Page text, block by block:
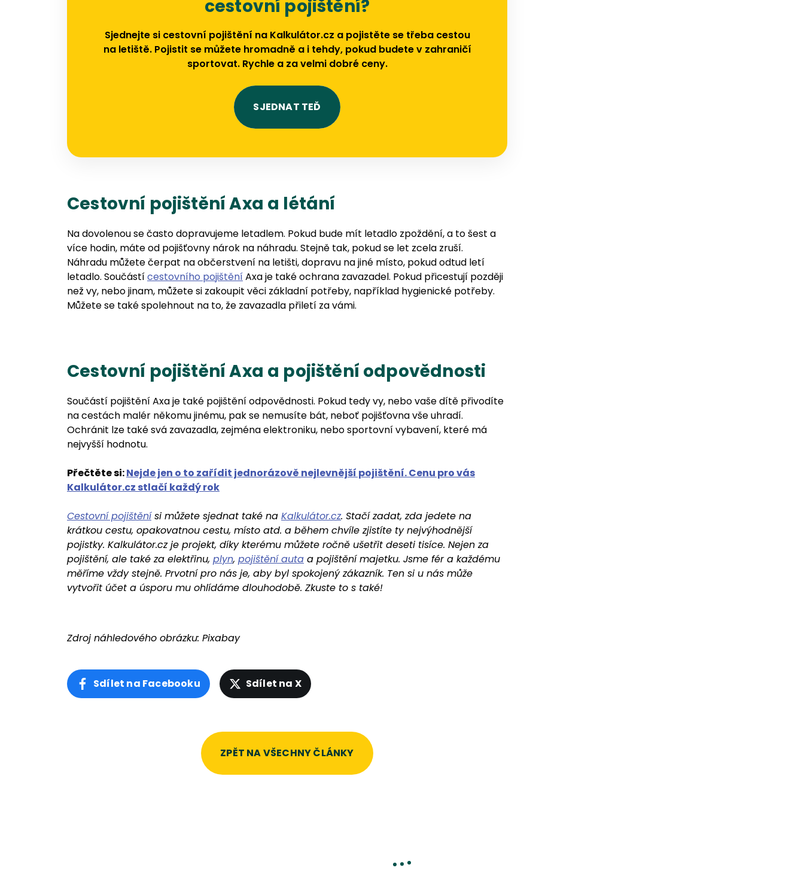
cestovní pojištění?
Sjednejte si cestovní pojištění na Kalkulátor.cz a pojistěte se třeba cestou
na letiště. Pojistit se můžete hromadně a i tehdy, pokud budete v zahraničí
sportovat. Rychle a za velmi dobré ceny.
SJEDNAT TEĎ
Cestovní pojištění Axa a létání
Na dovolenou se často dopravujeme letadlem. Pokud bude mít letadlo zpoždění, a to šest a
více hodin, máte od pojišťovny nárok na náhradu. Stejně tak, pokud se let zcela zruší.
Náhradu můžete čerpat na občerstvení na letišti, dopravu na jiné místo, pokud odtud letí
letadlo. Součástícestovního pojištěníAxa je také ochrana zavazadel. Pokud přicestují později
než vy, nebo jinam, můžete si zakoupit věci základní potřeby, například hygienické potřeby.
Můžete se také spolehnout na to, že zavazadla přiletí za vámi.
Cestovní pojištění Axa a pojištění odpovědnosti
Součástí pojištění Axa je také pojištění odpovědnosti. Pokud tedy vy, nebo vaše dítě přivodíte
na cestách malér někomu jinému, pak se nemusíte bát, neboť pojišťovna vše uhradí.
Ochránit lze také svá zavazadla, zejména elektroniku, nebo sportovní vybavení, které má
nejvyšší hodnotu.
Přečtěte si:Nejde jen o to zařídit jednorázově nejlevnější pojištění. Cenu pro vás
Kalkulátor.cz stlačí každý rok
Cestovní pojištěnísi můžete sjednat také na Kalkulátor.cz. Stačí zadat, zda jedete na
krátkou cestu, opakovatnou cestu, místo atd. a během chvíle zjistíte ty nejvýhodnější
pojistky. Kalkulátor.cz je projekt, díky kterému můžete ročně ušetřit deseti tisíce. Nejen za
pojištění, ale také za elektřinu, plyn, pojištění auta a pojištění majetku. Jsme fér a každému
měříme vždy stejně. Prvotní pro nás je, aby byl spokojený zákazník. Ten si u nás může
vytvořit účet a úsporu mu ohlídáme dlouhodobě. Zkuste to s také!
Zdroj náhledového obrázku: Pixabay
Sdílet na Facebooku Sdílet na X
ZPĚT NA VŠECHNY ČLÁNKY